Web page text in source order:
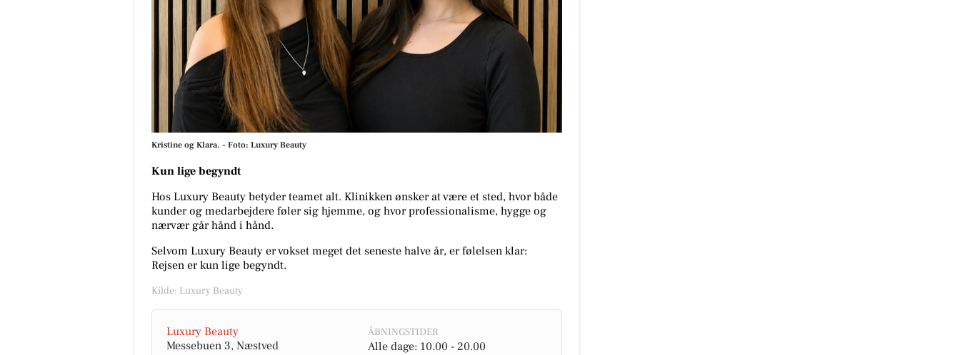
Kristine og Klara. - Foto: Luxury Beauty
Kun lige begyndt
Hos Luxury Beauty betyder teamet alt. Klinikken ønsker at være et sted, hvor både
kunder og medarbejdere føler sig hjemme, og hvor professionalisme, hygge og
nærvær går hånd i hånd.
Selvom Luxury Beauty er vokset meget det seneste halve år, er følelsen klar:
Rejsen er kun lige begyndt.
Kilde: Luxury Beauty
Luxury Beauty
Messebuen 3, Næstved
ÅBNINGSTIDER
Alle dage: 10.00 - 20.00